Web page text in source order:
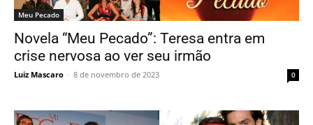
Meu Pecado
Novela “Meu Pecado”: Teresa entra em
crise nervosa ao ver seu irmão
Luiz Mascaro - 8 de novembro de 2023 0